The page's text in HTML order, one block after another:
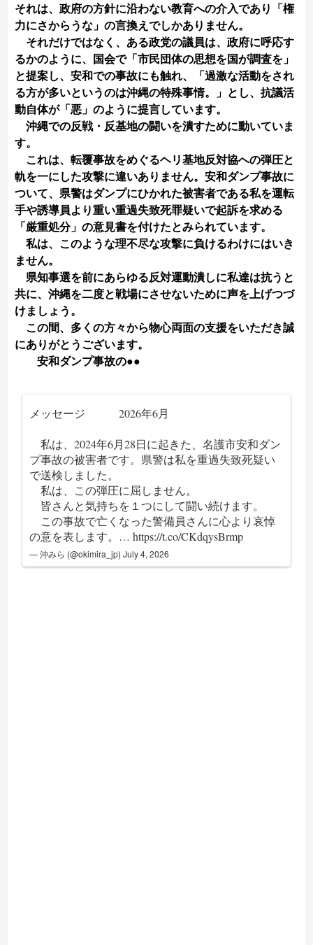
それは、政府の方針に沿わない教育への介入であり「権
力にさからうな」の言換えでしかありません。
それだけではなく、ある政党の議員は、政府に呼応す
るかのように、国会で「市民団体の思想を国が調査を」
と提案し、安和での事故にも触れ、「過激な活動をされ
る方が多いというのは沖縄の特殊事情。」とし、抗議活
動自体が「悪」のように提言しています。
沖縄での反戦・反基地の闘いを潰すために動いていま
す。
これは、転覆事故をめぐるヘリ基地反対協への弾圧と
軌を一にした攻撃に違いありません。安和ダンプ事故に
ついて、県警はダンプにひかれた被害者である私を運転
手や誘導員より重い重過失致死罪疑いで起訴を求める
「厳重処分」の意見書を付けたとみられています。
私は、このような理不尽な攻撃に負けるわけにはいき
ません。
県知事選を前にあらゆる反対運動潰しに私達は抗うと
共に、沖縄を二度と戦場にさせないために声を上げつづ
けましょう。
この間、多くの方々から物心両面の支援をいただき誠
にありがとうございます。
安和ダンプ事故の●●
メッセージ 2026年6月
私は、2024年6月28日に起きた、名護市安和ダン
プ事故の被害者です。県警は私を重過失致死疑い
で送検しました。
私は、この弾圧に屈しません。
皆さんと気持ちを１つにして闘い続けます。
この事故で亡くなった警備員さんに心より哀悼
の意を表します。…https://t.co/CKdqysBrmp
— 沖みら (@okimira_jp)July 4, 2026